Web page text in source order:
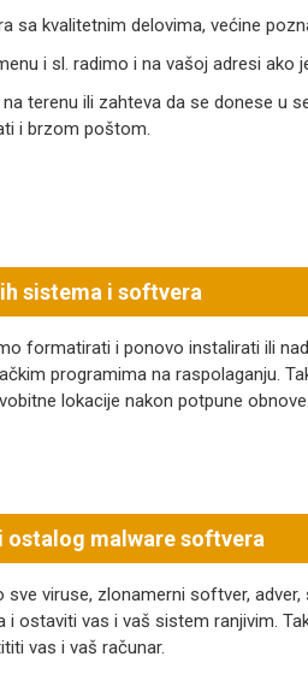
sa kvalitetnim delovima, većine
i sl. radimo i na vašoj adresi ako
terenu ili zahteva da se donese u
i brzom poštom.
sistema i softvera
formatirati i ponovo instalirati ili
programima na raspolaganju.
lokacije nakon potpune obnove.
ostalog malware softvera
viruse, zlonamerni softver,
ostaviti vas i vaš sistem ranjivim.
vas i vaš računar.